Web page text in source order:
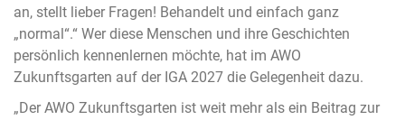
an, stellt lieber Fragen! Behandelt und einfach ganz
„normal“.“ Wer diese Menschen und ihre Geschichten
persönlich kennenlernen möchte, hat im AWO
Zukunftsgarten auf der IGA 2027 die Gelegenheit dazu.
„Der AWO Zukunftsgarten ist weit mehr als ein Beitrag zur